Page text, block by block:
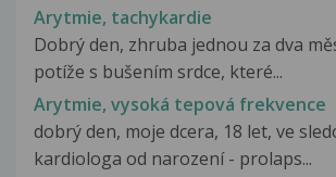
Arytmie, tachykardie
Dobrý den, zhruba jednou za dva
potíže s bušením srdce, které...
Arytmie, vysoká tepová frekvence
dobrý den, moje dcera, 18 let, ve
kardiologa od narození - prolaps...